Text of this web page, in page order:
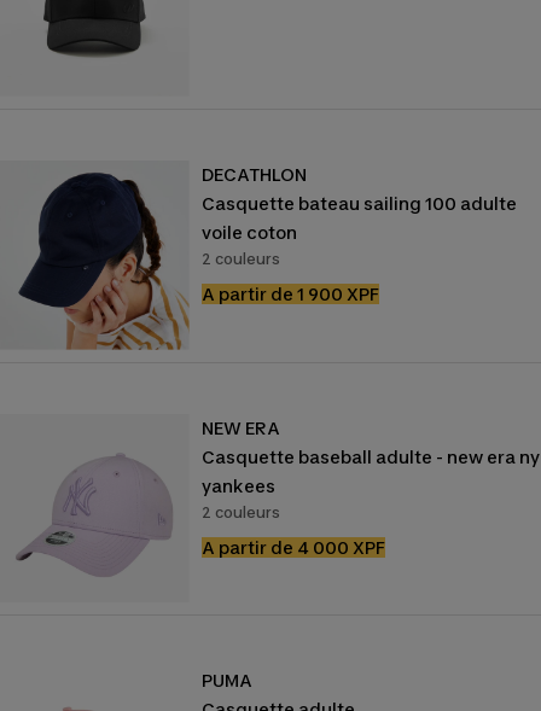
DECATHLON
Casquette bateau sailing 100 adulte
voile coton
2 couleurs
Prix
A partir de 1 900 XPF
NEW ERA
Casquette baseball adulte - new era ny
yankees
2 couleurs
Prix
A partir de 4 000 XPF
PUMA